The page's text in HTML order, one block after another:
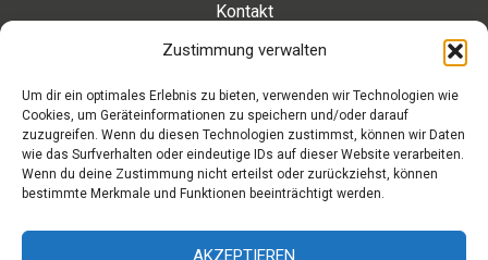
Zustimmung verwalten
Um dir ein optimales Erlebnis zu bieten, verwenden wir Technologien wie
Cookies, um Geräteinformationen zu speichern und/oder darauf
zuzugreifen. Wenn du diesen Technologien zustimmst, können wir Daten
wie das Surfverhalten oder eindeutige IDs auf dieser Website verarbeiten.
Wenn du deine Zustimmung nicht erteilst oder zurückziehst, können
bestimmte Merkmale und Funktionen beeinträchtigt werden.
AKZEPTIEREN
Kontakt
Eleonorenstraße 20 | 30449 Hannover Deutschland
Telefon: +49 511 89 880 494
Telefax: +49 511 89 880 495
info[at]aaroon.de